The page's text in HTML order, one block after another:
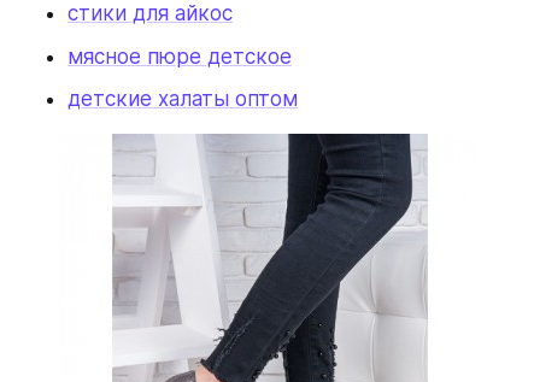
стики для айкос
мясное пюре детское
детские халаты оптом